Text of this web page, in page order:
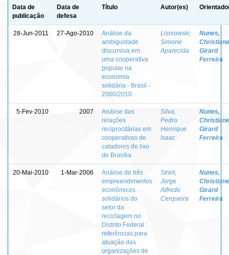
Data de
publicação
Data de
defesa
Título Autor(es)
28-Jun-2011 27-Ago-2010
Análise da
ambiguidade
discursiva em
uma cooperativa
popular na
economia
solidária - Brasil -
2000/2010
Lisniowski,
Simone
Aparecida
Nunes,
Christiane
Girard
Ferreira
5-Fev-2010 2007
Análise das
relações
reciprocitárias em
cooperativas de
catadores de lixo
de Brasília
Silva,
Pedro
Henrique
Isaac
Nunes,
Christiane
Girard
Ferreira
20-Mai-2010 1-Mar-2006
Análise de três
empreendimentos
econômicos
solidários do
setor da
reciclagem no
Distrito Federal :
referências para
atuação das
organizações de
Streit,
Jorge
Alfredo
Cerqueira
Nunes,
Christiane
Girard
Ferreira